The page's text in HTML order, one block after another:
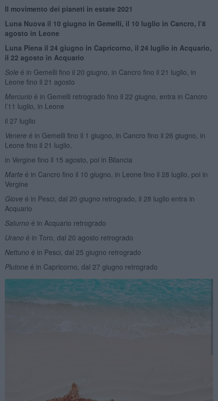
Il movimento dei pianeti in estate 2021
Luna Nuova il 10 giugno in Gemelli, il 10 luglio in Cancro, l’8
agosto in Leone
Luna Piena il 24 giugno in Capricorno, il 24 luglio in Acquario,
il 22 agosto in Acquario
Sole é in Gemelli fino il 20 giugno, in Cancro fino il 21 luglio, in
Leone fino il 21 agosto
Mercurio é in Gemelli retrogrado fino il 22 giugno, entra in Cancro
l’11 luglio, in Leone
il 27 luglio
Venere é in Gemelli fino il 1 giugno, in Cancro fino il 26 giugno, in
Leone fino il 21 luglio,
in Vergine fino il 15 agosto, poi in Bilancia
Marte é in Cancro fino il 10 giugno, in Leone fino il 28 luglio, poi in
Vergine
Giove é in Pesci, dal 20 giugno retrogrado, il 28 luglio entra in
Acquario
Saturno é in Acquario retrogrado
Urano é in Toro, dal 20 agosto retrogrado
Nettuno é in Pesci, dal 25 giugno retrogrado
Plutone é in Capricorno, dal 27 giugno retrogrado